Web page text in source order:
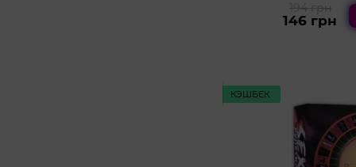
194 грн
146 грн
КЭШБЕК